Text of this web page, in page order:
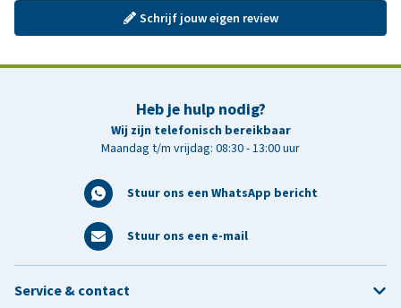
Schrijf jouw eigen review
Heb je hulp nodig?
Wij zijn telefonisch bereikbaar
Maandag t/m vrijdag: 08:30 - 13:00 uur
Stuur ons een WhatsApp bericht
Stuur ons een e-mail
Service & contact